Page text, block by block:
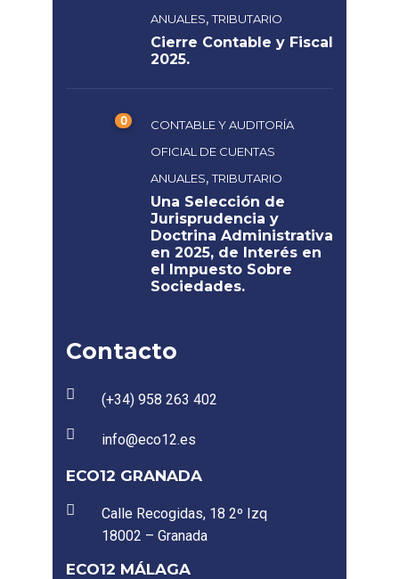
ANUALES,TRIBUTARIO
Cierre Contable y Fiscal
2025.
0
CONTABLE Y AUDITORÍA
OFICIAL DE CUENTAS
ANUALES,TRIBUTARIO
Una Selección de
Jurisprudencia y
Doctrina Administrativa
en 2025, de Interés en
el Impuesto Sobre
Sociedades.
Contacto
(+34) 958 263 402
info@eco12.es
ECO12 GRANADA
Calle Recogidas, 18 2º Izq
18002 – Granada
ECO12 MÁLAGA